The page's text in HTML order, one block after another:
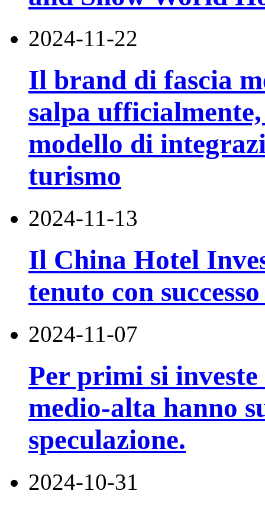
2024-11-22
Il brand di fascia
salpa
modello di
turismo
2024-11-13
Il China Hotel
tenuto con
2024-11-07
Per primi si
medio-alta hanno
speculazione.
2024-10-31